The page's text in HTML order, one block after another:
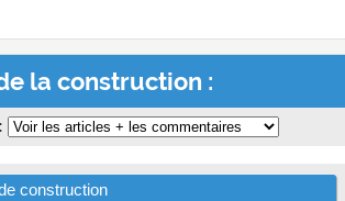
la construction :
construction